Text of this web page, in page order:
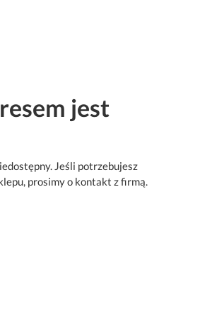
jest
Jeśli potrzebujesz
prosimy o kontakt z firmą.